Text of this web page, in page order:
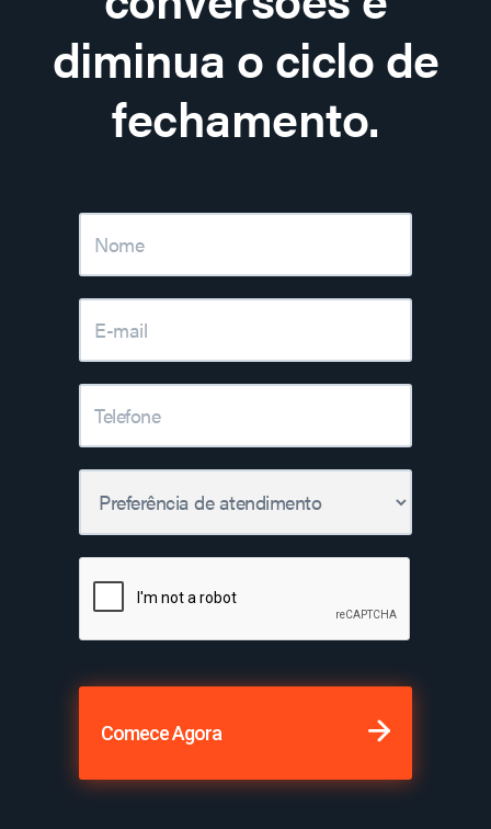
diminua o ciclo de
fechamento.
Comece Agora